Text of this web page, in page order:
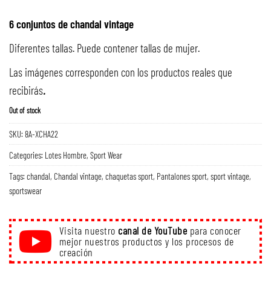
6 conjuntos de chandal vintage
Diferentes tallas. Puede contener tallas de mujer.
Las imágenes corresponden con los productos reales que
recibirás.
Out of stock
SKU: 8A-XCHA22
Categories: Lotes Hombre, Sport Wear
Tags: chandal, Chandal vintage, chaquetas sport, Pantalones sport, sport vintage,
sportswear
Visita nuestro canal de YouTubepara conocer
mejor nuestros productos y los procesos de
creación